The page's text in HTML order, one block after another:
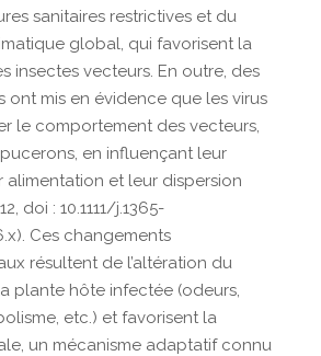
sanitaires restrictives et du
global, qui favorisent la
insectes vecteurs. En outre, des
ont mis en évidence que les virus
le comportement des vecteurs,
en influençant leur
alimentation et leur dispersion
doi : 10.1111/j.1365-
Ces changements
résultent de l’altération du
plante hôte infectée (odeurs,
etc.) et favorisent la
un mécanisme adaptatif connu